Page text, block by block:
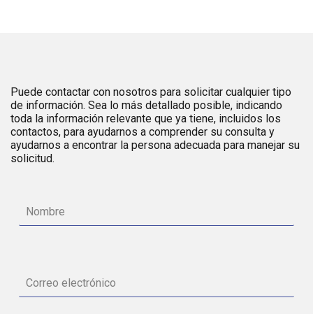
Puede contactar con nosotros para solicitar cualquier tipo
de información. Sea lo más detallado posible, indicando
toda la información relevante que ya tiene, incluidos los
contactos, para ayudarnos a comprender su consulta y
ayudarnos a encontrar la persona adecuada para manejar su
solicitud.